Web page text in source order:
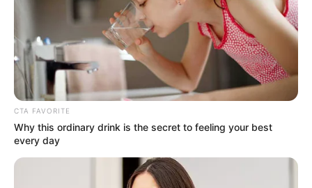
CTA FAVORITE
Why this ordinary drink is the secret to feeling your best
every day